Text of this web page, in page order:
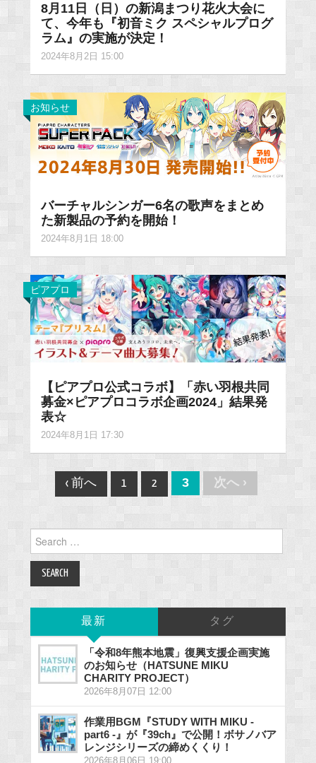
8月11日（日）の新潟まつり花火大会に
て、今年も『初音ミク スペシャルプログ
ラム』の実施が決定！
2024年8月2日 15:00
お知らせ
バーチャルシンガー6名の歌声をまとめ
た新製品の予約を開始！
2024年8月1日 18:00
ピアプロ
【ピアプロ公式コラボ】「赤い羽根共同
募金×ピアプロコラボ企画2024」結果発
表☆
2024年8月1日 17:30
Post
navigation
‹ 前へ 1 2 3 次へ ›
Search
for:
最新 タグ
「令和8年熊本地震」復興支援企画実施
のお知らせ（HATSUNE MIKU
CHARITY PROJECT）
2026年8月07日 12:00
作業用BGM『STUDY WITH MIKU -
part6 -』が『39ch』で公開！ボサノバア
レンジシリーズの締めくくり！